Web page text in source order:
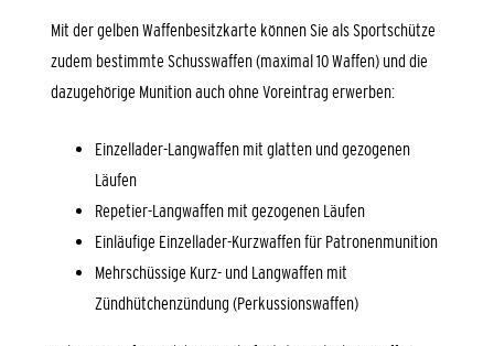
Mit der gelben Waffenbesitzkarte können Sie als Sportschütze
zudem bestimmte Schusswaffen (maximal 10 Waffen) und die
dazugehörige Munition auch ohne Voreintrag erwerben:
Einzellader-Langwaffen mit glatten und gezogenen
Läufen
Repetier-Langwaffen mit gezogenen Läufen
Einläufige Einzellader-Kurzwaffen für Patronenmunition
Mehrschüssige Kurz- und Langwaffen mit
Zündhütchenzündung (Perkussionswaffen)